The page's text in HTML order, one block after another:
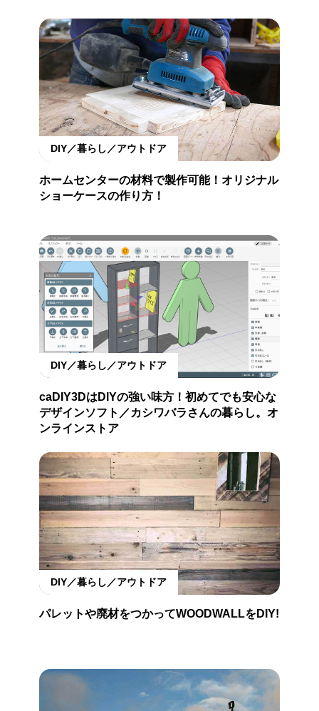
DIY／暮らし／アウトドア
ホームセンターの材料で製作可能！オリジナル
ショーケースの作り方！
DIY／暮らし／アウトドア
caDIY3DはDIYの強い味方！初めてでも安心な
デザインソフト／カシワバラさんの暮らし。オ
ンラインストア
DIY／暮らし／アウトドア
パレットや廃材をつかってWOODWALLをDIY!